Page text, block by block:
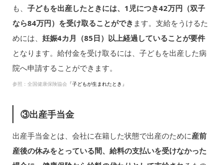
も、 子どもを出産したときには、1児につき42万円（双子
なら84万円）を受け取ることができ ます。支給をうけるた
めには、 妊娠4カ月（85日）以上経過していることが要件
となります。給付金を受け取るには、子どもを出産した病
院へ申請することができます。
参照：全国健康保険協会 「子どもが生まれたとき」
③出産手当金
出産手当金とは、会社に在籍した状態で出産のために産前
産後の休みをとっている間、給料の支払いを受けなかった